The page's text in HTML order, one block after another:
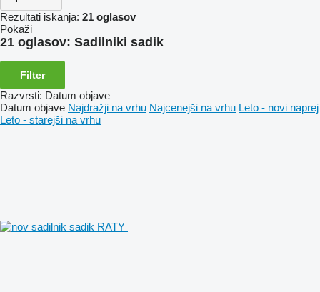
Rezultati iskanja: 21 oglasov
Pokaži
21 oglasov: Sadilniki sadik
Filter
Razvrsti: Datum objave
Datum objave Najdražji na vrhu Najcenejši na vrhu Leto - novi naprej
Leto - starejši na vrhu